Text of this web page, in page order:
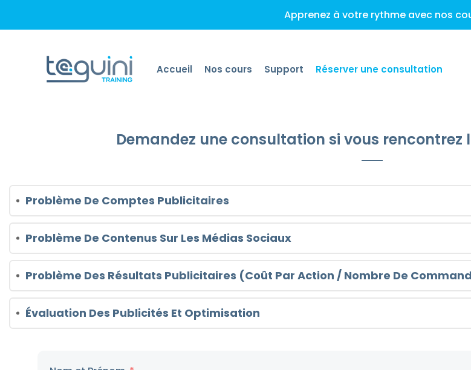
Apprenez à votre rythme avec nos
Accueil Nos cours Support Réserver une consultation
Demandez une consultation si vous rencontrez
Problème De Comptes Publicitaires
Problème De Contenus Sur Les Médias Sociaux
Problème Des Résultats Publicitaires (Coût Par Action / Nombre De
Évaluation Des Publicités Et Optimisation